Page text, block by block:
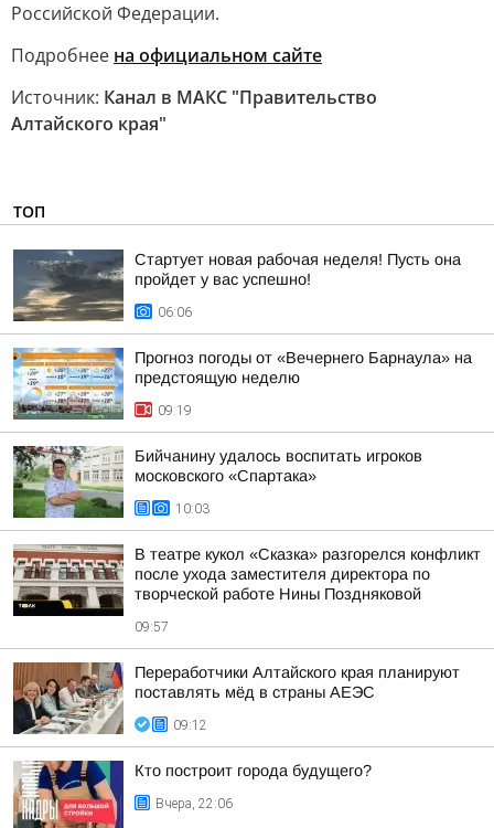
Российской Федерации.
Подробнее на официальном сайте
Источник: Канал в МАКС "Правительство
Алтайского края"
ТОП
Стартует новая рабочая неделя! Пусть она
пройдет у вас успешно!
06:06
Прогноз погоды от «Вечернего Барнаула» на
предстоящую неделю
09:19
Бийчанину удалось воспитать игроков
московского «Спартака»
10:03
В театре кукол «Сказка» разгорелся конфликт
после ухода заместителя директора по
творческой работе Нины Поздняковой
09:57
Переработчики Алтайского края планируют
поставлять мёд в страны АЕЭС
09:12
Кто построит города будущего?
Вчера, 22:06